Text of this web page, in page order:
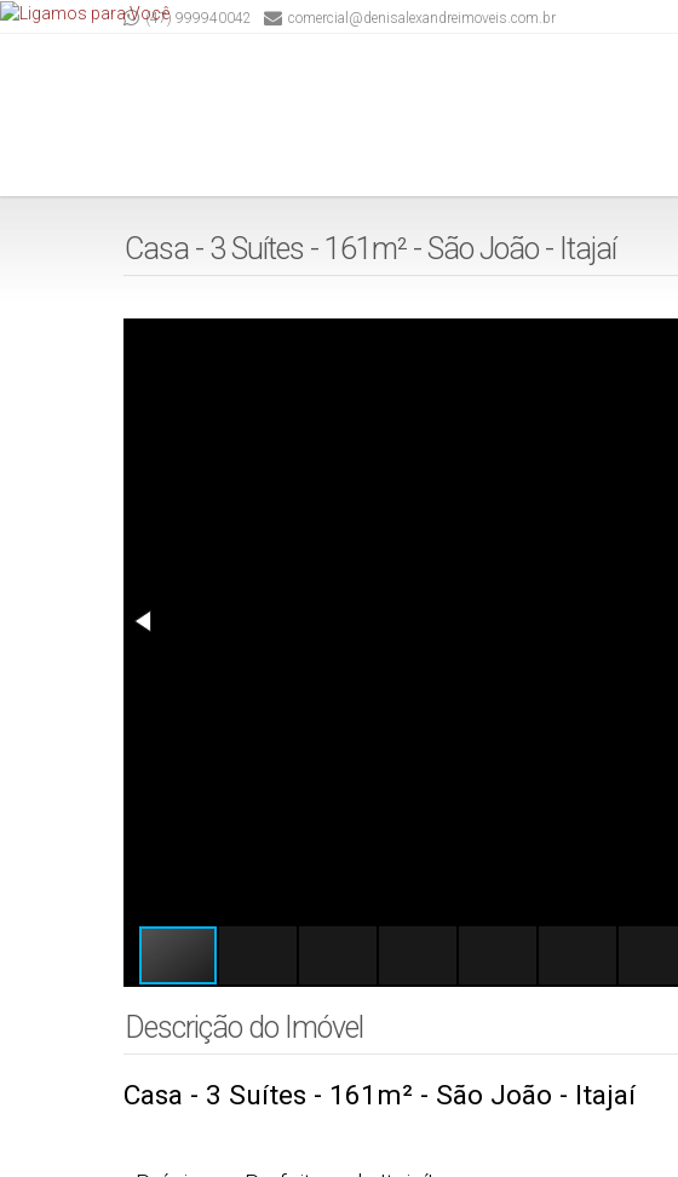
(47) 999940042 comercial@denisalexandreimoveis.com.br
Casa - 3 Suítes - 161m² - São João - Itajaí
Descrição do Imóvel
Casa - 3 Suítes - 161m² - São João - Itajaí